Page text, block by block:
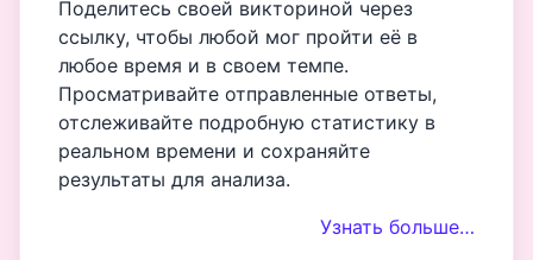
Поделитесь своей викториной через
ссылку, чтобы любой мог пройти её в
любое время и в своем темпе.
Просматривайте отправленные ответы,
отслеживайте подробную статистику в
реальном времени и сохраняйте
результаты для анализа.
Узнать больше…